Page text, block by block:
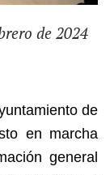
de 2024
de
en marcha
general